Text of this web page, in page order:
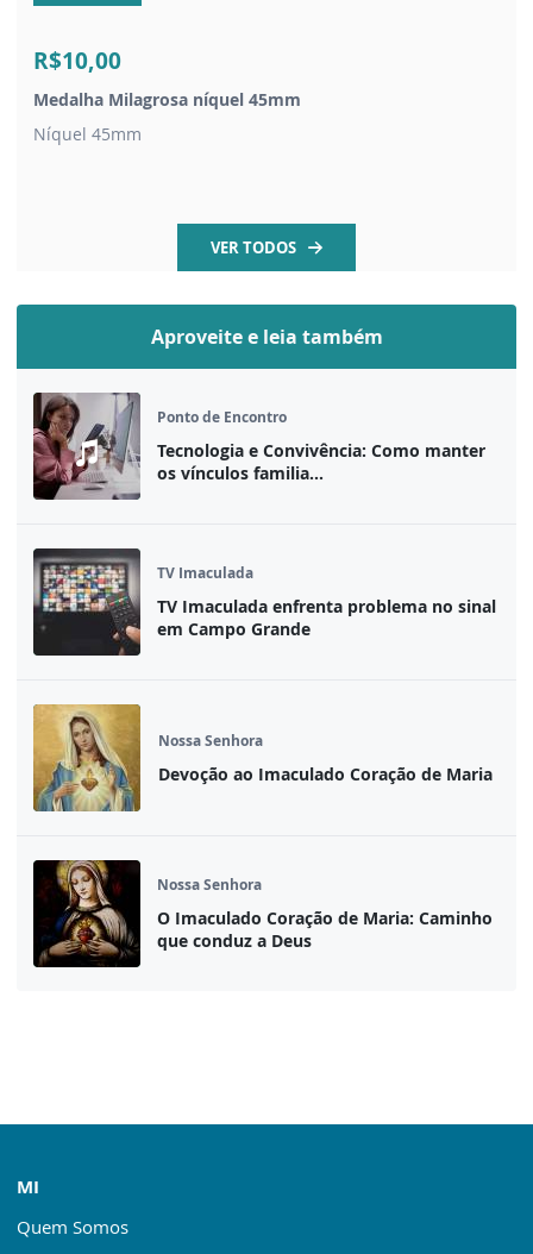
R$10,00
Medalha Milagrosa níquel 45mm
Níquel 45mm
VER TODOS
Aproveite e leia também
Ponto de Encontro
Tecnologia e Convivência: Como manter
os vínculos familia...
TV Imaculada
TV Imaculada enfrenta problema no sinal
em Campo Grande
Nossa Senhora
Devoção ao Imaculado Coração de Maria
Nossa Senhora
O Imaculado Coração de Maria: Caminho
que conduz a Deus
MI
Quem Somos